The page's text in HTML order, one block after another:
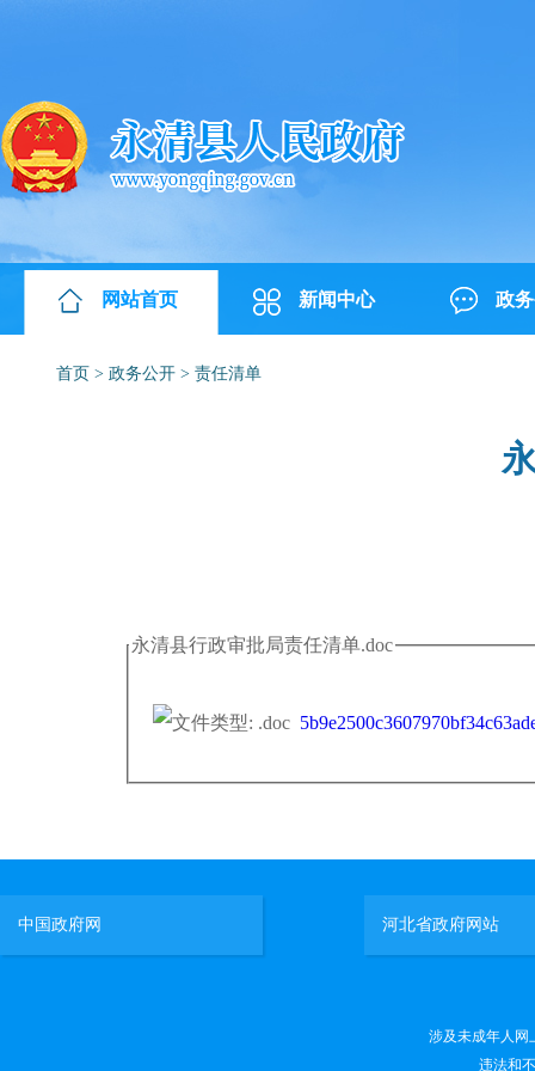
网站首页 新闻中心 政
首页 > 政务公开 > 责任清单
永清县行政审批局责任清单.doc
中国政府网 河北省政府网站
涉及未成年人网
违法和